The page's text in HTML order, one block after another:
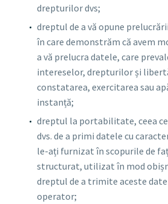
drepturilor dvs;
dreptul de a vă opune
în care demonstrăm că avem
a vă prelucra datele, care
intereselor, drepturilor și
constatarea, exercitarea sau
instanță;
dreptul la portabilitate, ceea
dvs. de a primi datele cu
le-ați furnizat în scopurile de
structurat, utilizat în mod
dreptul de a trimite aceste
operator;